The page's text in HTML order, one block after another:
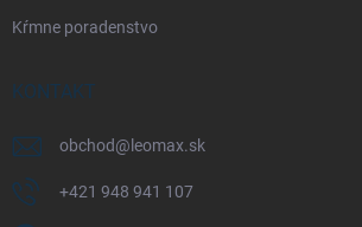
Kŕmne poradenstvo
KONTAKT
obchod@ leomax.sk
+421 948 941 107